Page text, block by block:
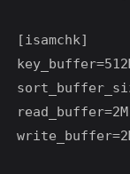
[isamchk]
read_buffer=2M